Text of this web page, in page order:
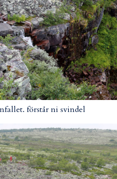
förstår ni svindel